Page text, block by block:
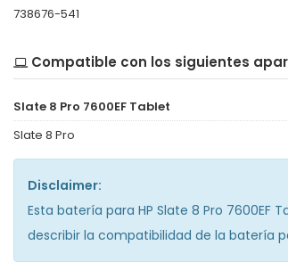
738676-541
Compatible con los siguientes
Slate 8 Pro 7600EF Tablet
Slate 8 Pro
Disclaimer:
Esta batería para HP Slate 8 Pro 7600EF
describir la compatibilidad de la batería